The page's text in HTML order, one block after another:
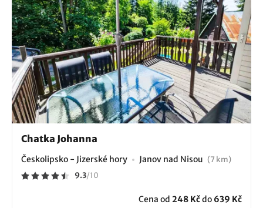
Chatka Johanna
Českolipsko - Jizerské hory Janov nad Nisou (7 km)
9.3/10
Cena od 248 Kčdo 639 Kč